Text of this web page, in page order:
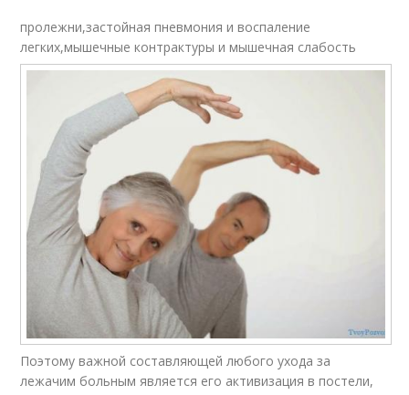
пролежни,застойная пневмония и воспаление
легких,мышечные контрактуры и мышечная слабость
Поэтому важной составляющей любого ухода за
лежачим больным является его активизация в постели,